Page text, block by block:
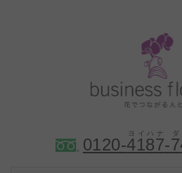
0120-4187-7